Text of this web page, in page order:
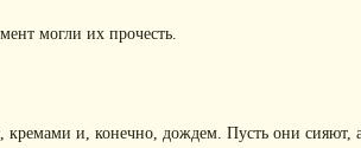
могли их прочесть.
и, конечно, дождем. Пусть они сияют,